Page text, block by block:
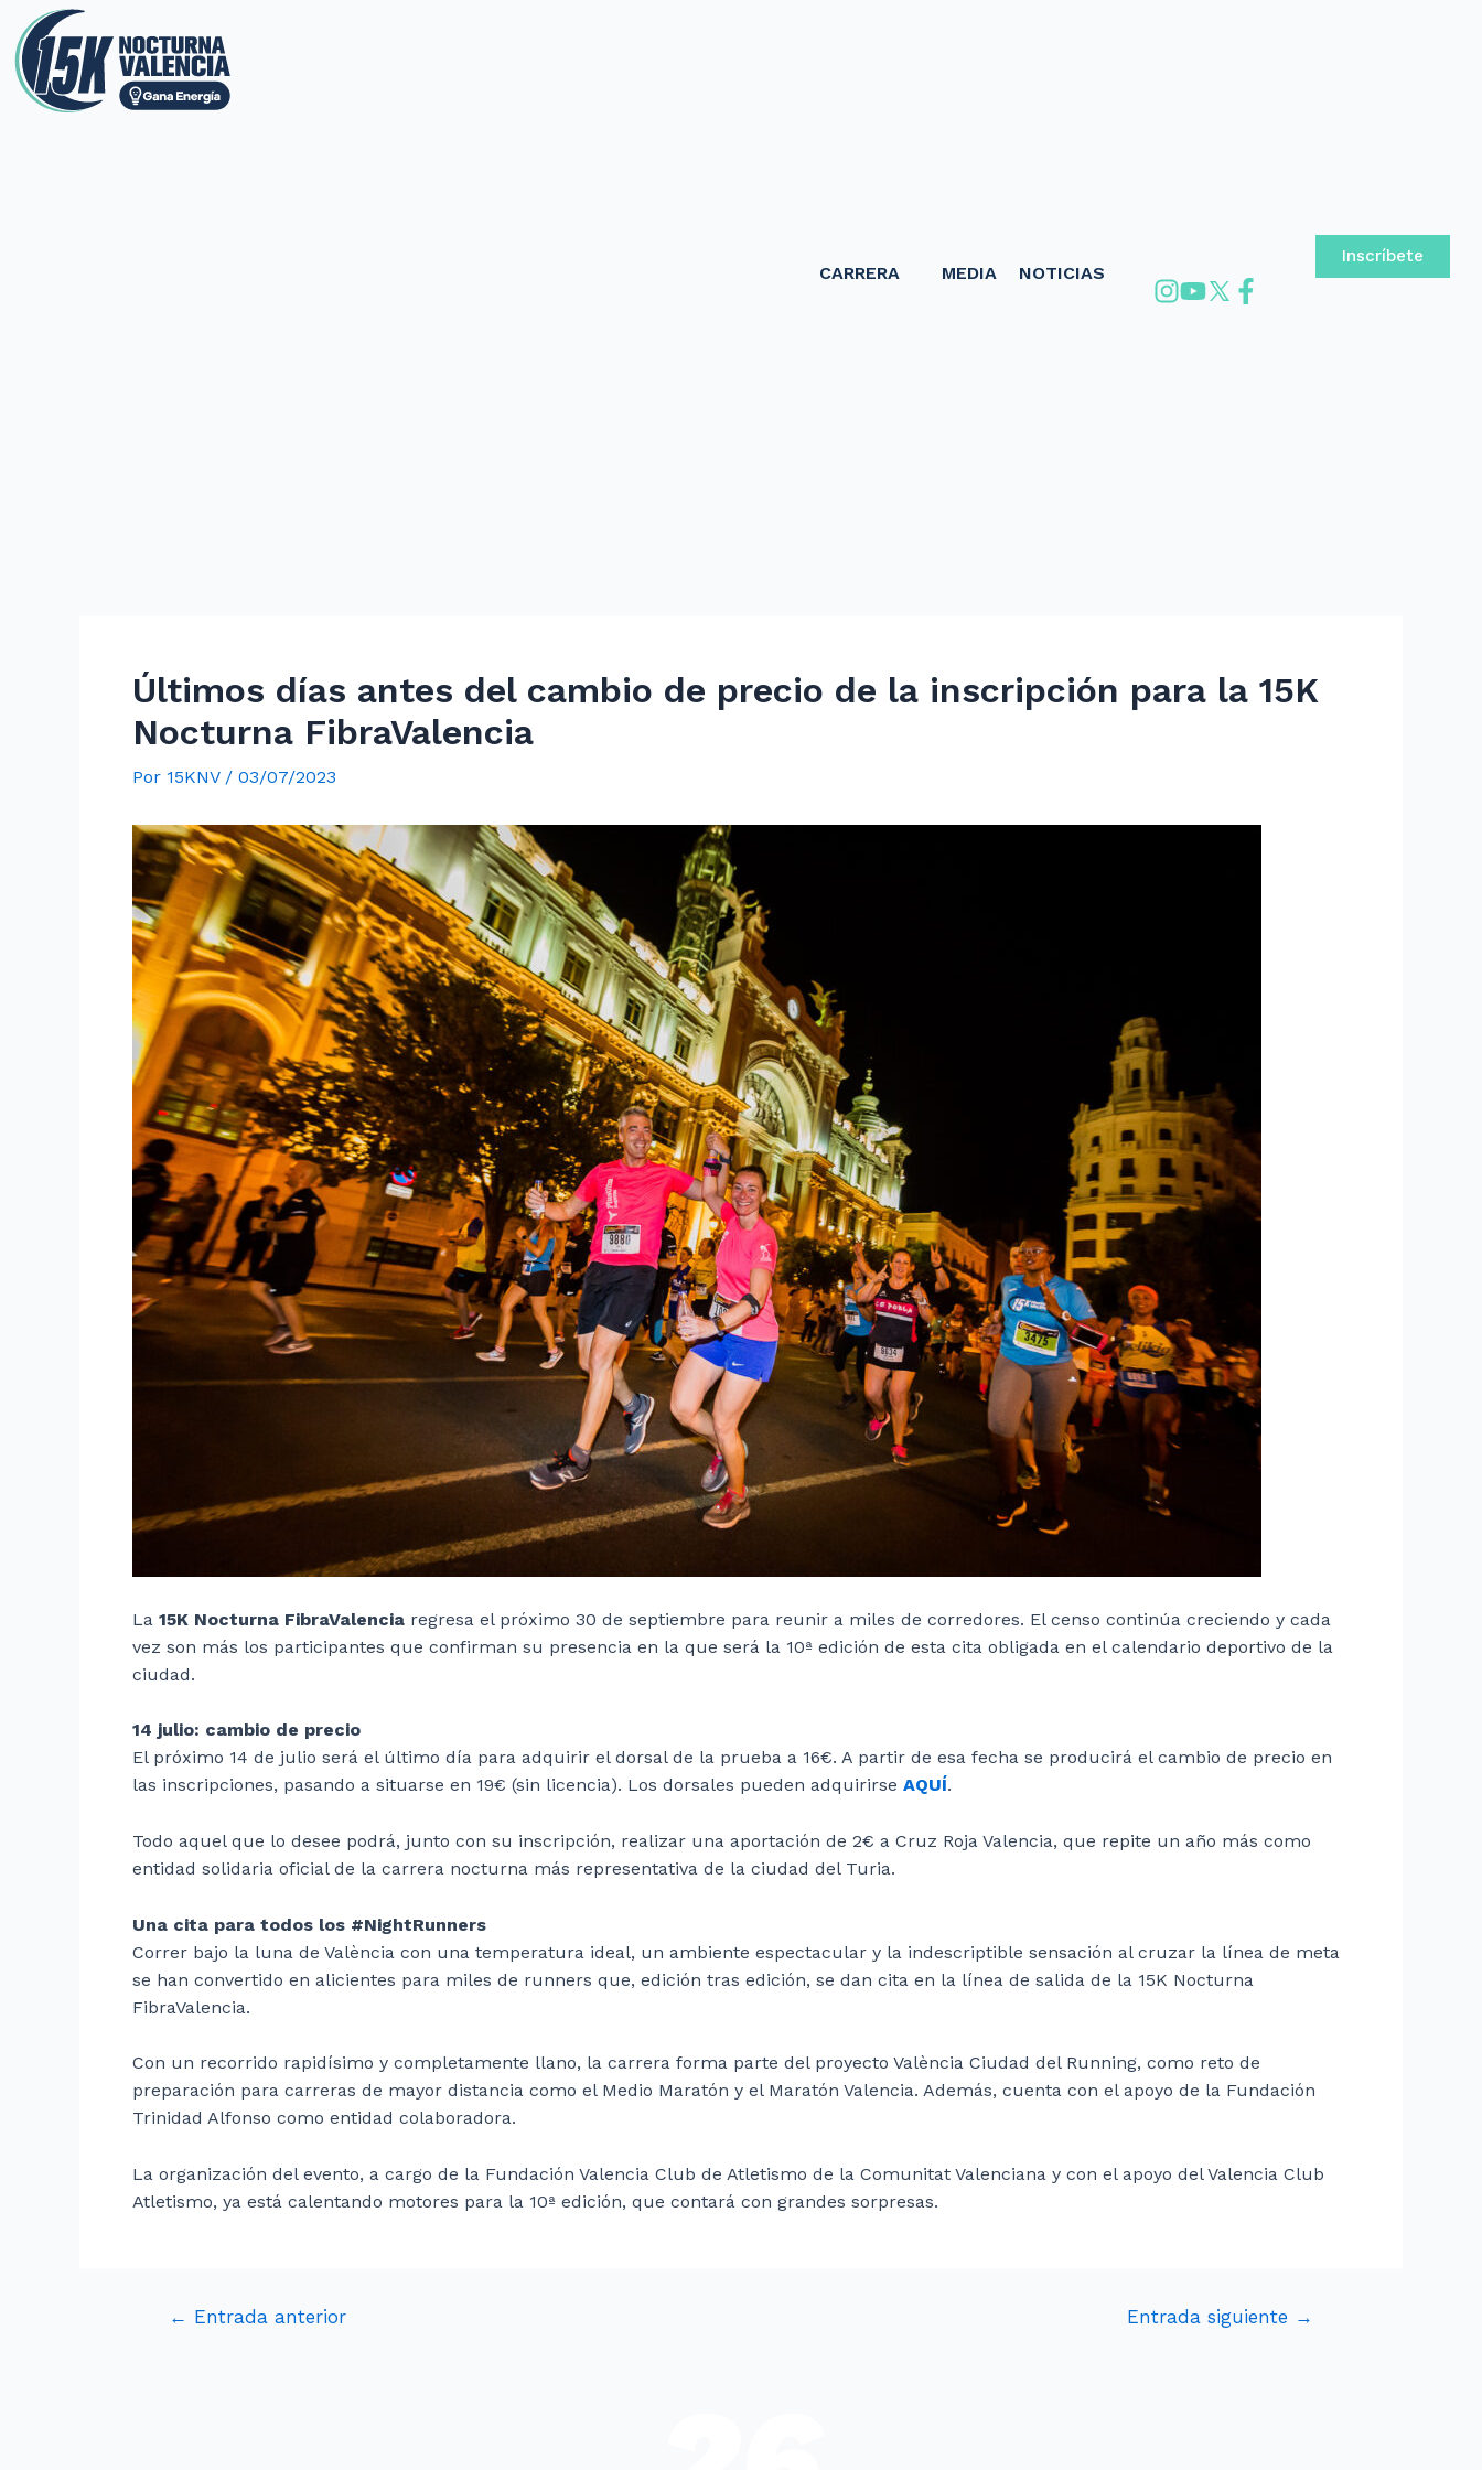
CARRERA MEDIA NOTICIAS
Inscríbete
Últimos días antes del cambio de precio de la inscripción para la 15K
Nocturna FibraValencia
Por 15KNV / 03/07/2023
La 15K Nocturna FibraValencia regresa el próximo 30 de septiembre para reunir a miles de corredores. El censo continúa creciendo y cada
vez son más los participantes que confirman su presencia en la que será la 10ª edición de esta cita obligada en el calendario deportivo de la
ciudad.
14 julio: cambio de precio
El próximo 14 de julio será el último día para adquirir el dorsal de la prueba a 16€. A partir de esa fecha se producirá el cambio de precio en
las inscripciones, pasando a situarse en 19€ (sin licencia). Los dorsales pueden adquirirse AQUÍ.
Todo aquel que lo desee podrá, junto con su inscripción, realizar una aportación de 2€ a Cruz Roja Valencia, que repite un año más como
entidad solidaria oficial de la carrera nocturna más representativa de la ciudad del Turia.
Una cita para todos los #NightRunners
Correr bajo la luna de València con una temperatura ideal, un ambiente espectacular y la indescriptible sensación al cruzar la línea de meta
se han convertido en alicientes para miles de runners que, edición tras edición, se dan cita en la línea de salida de la 15K Nocturna
FibraValencia.
Con un recorrido rapidísimo y completamente llano, la carrera forma parte del proyecto València Ciudad del Running, como reto de
preparación para carreras de mayor distancia como el Medio Maratón y el Maratón Valencia. Además, cuenta con el apoyo de la Fundación
Trinidad Alfonso como entidad colaboradora.
La organización del evento, a cargo de la Fundación Valencia Club de Atletismo de la Comunitat Valenciana y con el apoyo del Valencia Club
Atletismo, ya está calentando motores para la 10ª edición, que contará con grandes sorpresas.
← Entrada anterior Entrada siguiente →